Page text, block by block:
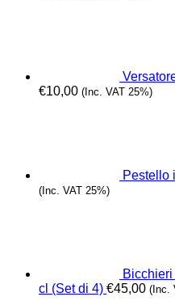
€10,00 (Inc. VAT 25%)
Pestello
(Inc. VAT 25%)
cl (Set di 4) €45,00 (Inc.